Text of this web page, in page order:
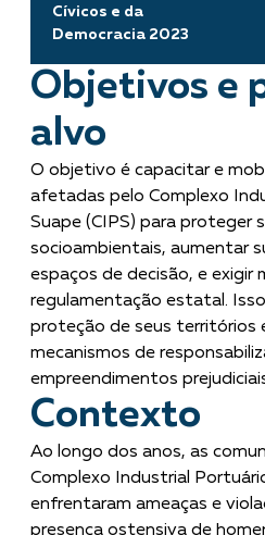
Cívicos e da
Democracia 2023
Objetivos e
alvo
O objetivo é capacitar e
afetadas pelo Complexo
Suape (CIPS) para proteger
socioambientais, aumentar
espaços de decisão, e exigir
regulamentação estatal.
proteção de seus territórios
mecanismos de
empreendimentos
Contexto
Ao longo dos anos, as
Complexo Industrial
enfrentaram ameaças e
presença ostensiva de